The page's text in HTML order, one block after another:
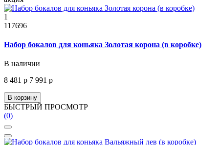
1
117696
Набор бокалов для коньяка Золотая корона (в коробке)
В наличии
8 481 р 7 991 р
В корзину
БЫСТРЫЙ ПРОСМОТР
(0)